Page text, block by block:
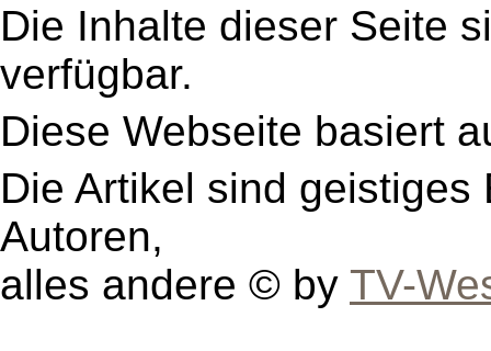
Die Inhalte dieser Seite
verfügbar.
Diese Webseite basiert
Die Artikel sind
Autoren,
alles andere © by TV-